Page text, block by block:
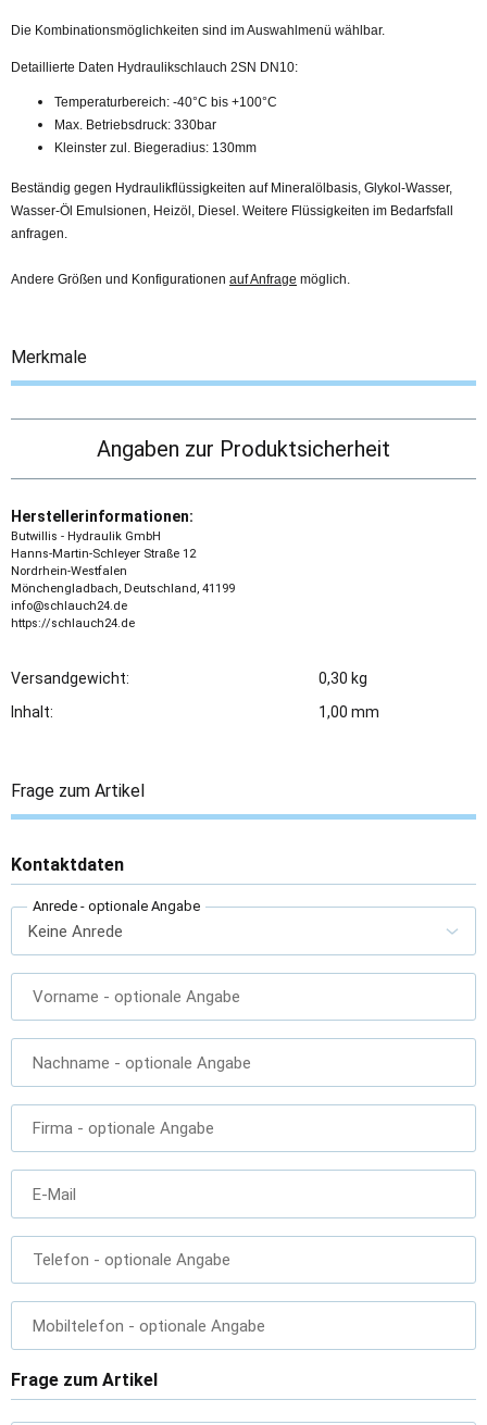
Die Kombinationsmöglichkeiten sind im Auswahlmenü wählbar.
Detaillierte Daten Hydraulikschlauch 2SN DN10:
Temperaturbereich: -40°C bis +100°C
Max. Betriebsdruck: 330bar
Kleinster zul. Biegeradius: 130mm
Beständig gegen Hydraulikflüssigkeiten auf Mineralölbasis, Glykol-Wasser,
Wasser-Öl Emulsionen, Heizöl, Diesel. Weitere Flüssigkeiten im Bedarfsfall
anfragen.
Andere Größen und Konfigurationen auf Anfrage möglich.
Merkmale
Angaben zur Produktsicherheit
Herstellerinformationen:
Butwillis - Hydraulik GmbH
Hanns-Martin-Schleyer Straße 12
Nordrhein-Westfalen
Mönchengladbach, Deutschland, 41199
info@schlauch24.de
https://schlauch24.de
Versandgewicht:
0,30 kg
Inhalt:
1,00 mm
Frage zum Artikel
Kontaktdaten
Anrede - optionale Angabe
Vorname - optionale Angabe
Nachname - optionale Angabe
Firma - optionale Angabe
E-Mail
Telefon - optionale Angabe
Mobiltelefon - optionale Angabe
Frage zum Artikel